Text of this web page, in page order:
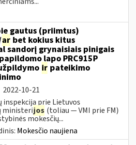
gautus (priimtus)
ar bet kokius kitus
sandorį grynaisiais pinigais
lapo PRC915P
ir pateikimo
2022-10-21
inspekcija prie Lietuvos
ministerijos (toliau ― VMI prie FM)
mokesčių...
Mokesčio naujiena